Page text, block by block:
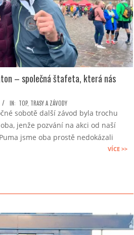
– společná štafeta, která nás
IN: TOP, TRASY A ZÁVODY
sobotě další závod byla trochu
jenže pozvání na akci od naší
jsme oba prostě nedokázali
VÍCE >>